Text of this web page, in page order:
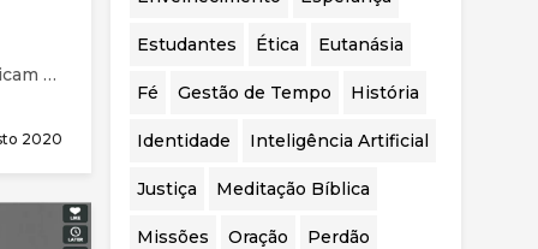
as
2020
Estudantes Ética Eutanásia
Fé Gestão de Tempo História
Identidade Inteligência Artificial
Justiça Meditação Bíblica
Missões Oração Perdão